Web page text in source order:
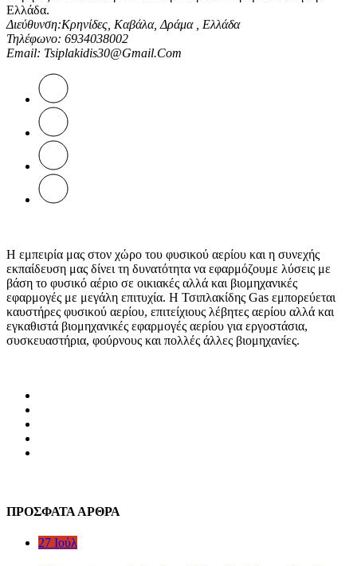
να
στη
Ελλάδα.
Διεύθυνση:Κρηνίδες, Καβάλα, Δράμα , Ελλάδα
Τηλέφωνο: 6934038002
Email: Tsiplakidis30@gmail.com
Η εμπειρία μας στον χώρο του φυσικού αερίου και η συνεχής
εκπαίδευση μας δίνει τη δυνατότητα να εφαρμόζουμε λύσεις με
βάση το φυσικό αέριο σε οικιακές αλλά και βιομηχανικές
εφαρμογές με μεγάλη επιτυχία. Η Τσιπλακίδης Gas εμπορεύεται
καυστήρες φυσικού αερίου, επιτείχιους λέβητες αερίου αλλά και
εγκαθιστά βιομηχανικές εφαρμογές αερίου για εργοστάσια,
συσκευαστήρια, φούρνους και πολλές άλλες βιομηχανίες.
ΠΡΟΣΦΑΤΑ ΑΡΘΡΑ
27 Ιούλ